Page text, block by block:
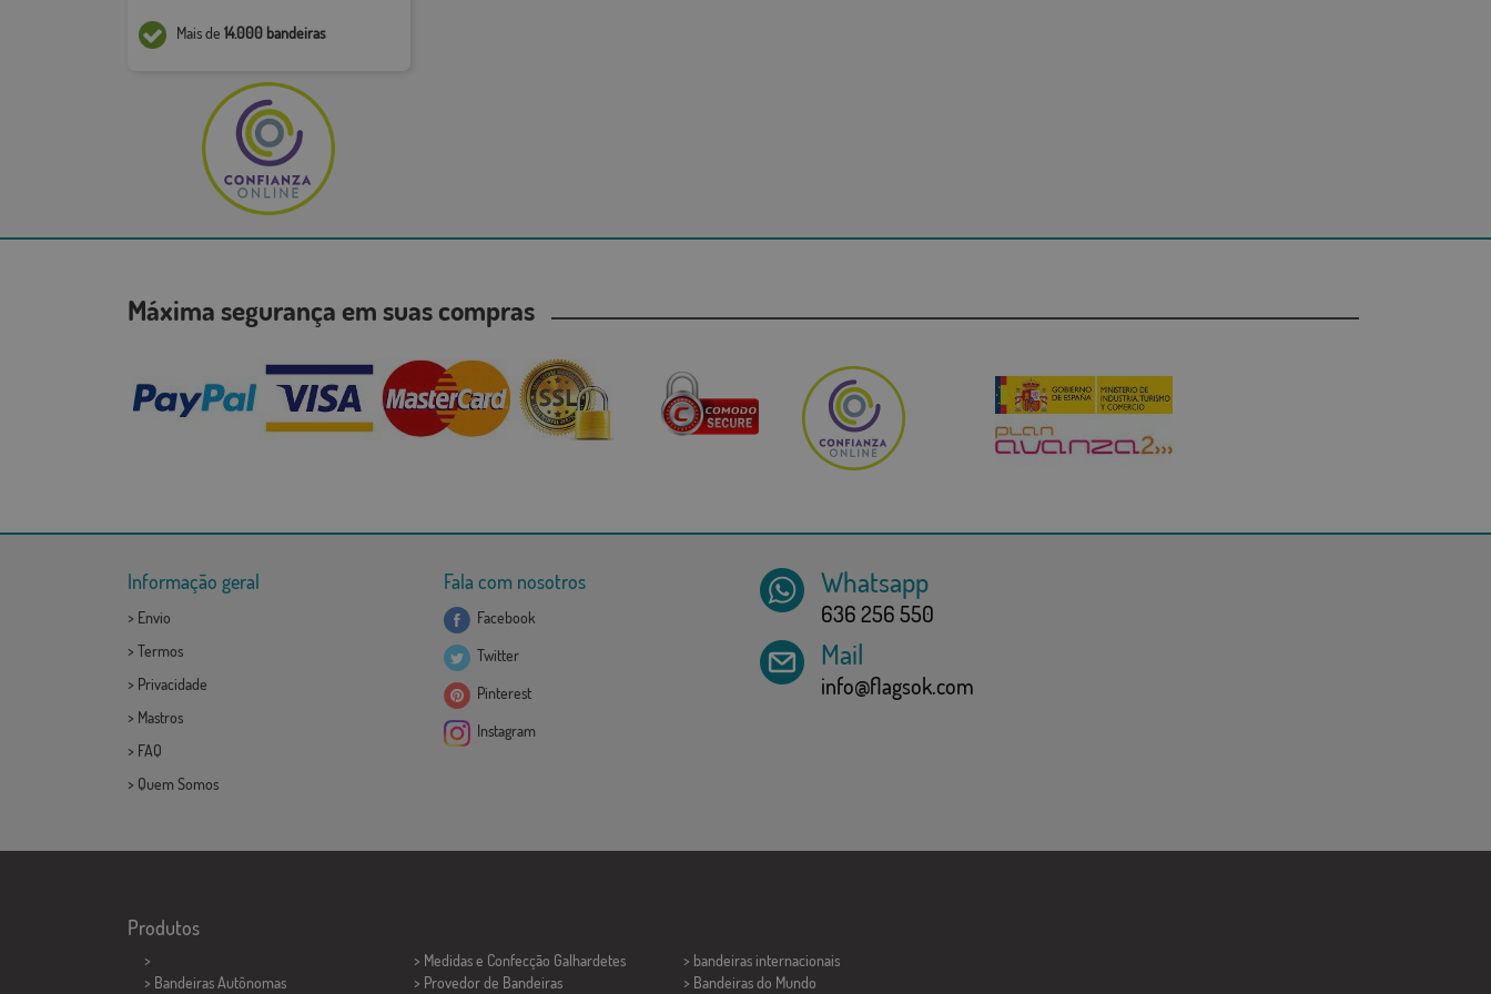
Mais de 14.000 bandeiras
Máxima segurança em suas compras
Informação geral
> Envio
> Termos
> Privacidade
> Mastros
> FAQ
> Quem Somos
Fala com nosotros
Facebook
Twitter
Pinterest
Instagram
Whatsapp
636 256 550
Mail
info@flagsok.com
Produtos
>
> Bandeiras Autônomas
> Medidas e Confecção Galhardetes
> Provedor de Bandeiras
> bandeiras internacionais
> Bandeiras do Mundo